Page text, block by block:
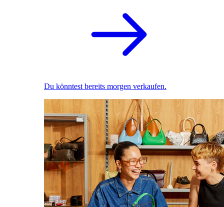
Du könntest bereits morgen verkaufen.